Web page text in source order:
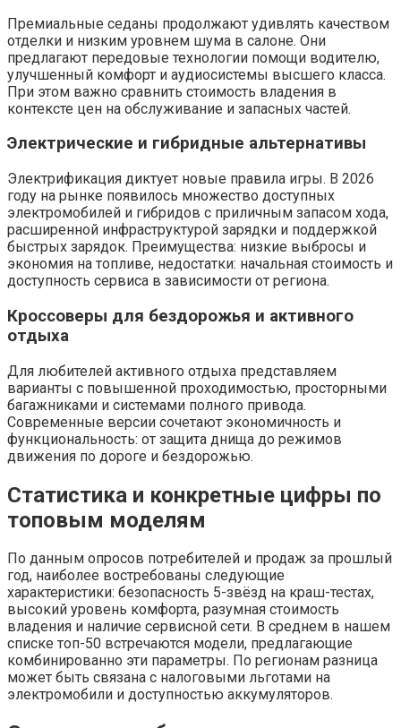
Премиальные седаны продолжают удивлять качеством
отделки и низким уровнем шума в салоне. Они
предлагают передовые технологии помощи водителю,
улучшенный комфорт и аудиосистемы высшего класса.
При этом важно сравнить стоимость владения в
контексте цен на обслуживание и запасных частей.
Электрические и гибридные альтернативы
Электрификация диктует новые правила игры. В 2026
году на рынке появилось множество доступных
электромобилей и гибридов с приличным запасом хода,
расширенной инфраструктурой зарядки и поддержкой
быстрых зарядок. Преимущества: низкие выбросы и
экономия на топливе, недостатки: начальная стоимость и
доступность сервиса в зависимости от региона.
Кроссоверы для бездорожья и активного
отдыха
Для любителей активного отдыха представляем
варианты с повышенной проходимостью, просторными
багажниками и системами полного привода.
Современные версии сочетают экономичность и
функциональность: от защита днища до режимов
движения по дороге и бездорожью.
Статистика и конкретные цифры по
топовым моделям
По данным опросов потребителей и продаж за прошлый
год, наиболее востребованы следующие
характеристики: безопасность 5-звёзд на краш-тестах,
высокий уровень комфорта, разумная стоимость
владения и наличие сервисной сети. В среднем в нашем
списке топ-50 встречаются модели, предлагающие
комбинированно эти параметры. По регионам разница
может быть связана с налоговыми льготами на
электромобили и доступностью аккумуляторов.